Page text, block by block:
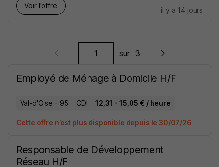
Voir l’offre
il y a 14 jours
sur 3
Employé de Ménage à Domicile H/F
Val-d'Oise - 95 CDI 12,31 - 15,05 € / heure
Cette offre n’est plus disponible depuis le 30/07/26
Responsable de Développement
Réseau H/F